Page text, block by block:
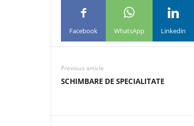
Facebook WhatsApp Linkedin
Previous article
SCHIMBARE DE SPECIALITATE